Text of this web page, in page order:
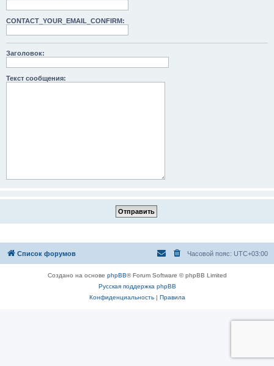
CONTACT_YOUR_EMAIL_CONFIRM:
Заголовок:
Текст сообщения:
Список форумов Часовой пояс: UTC+03:00
Создано на основе phpBB® Forum Software © phpBB Limited
Русская поддержка phpBB
Конфиденциальность| Правила